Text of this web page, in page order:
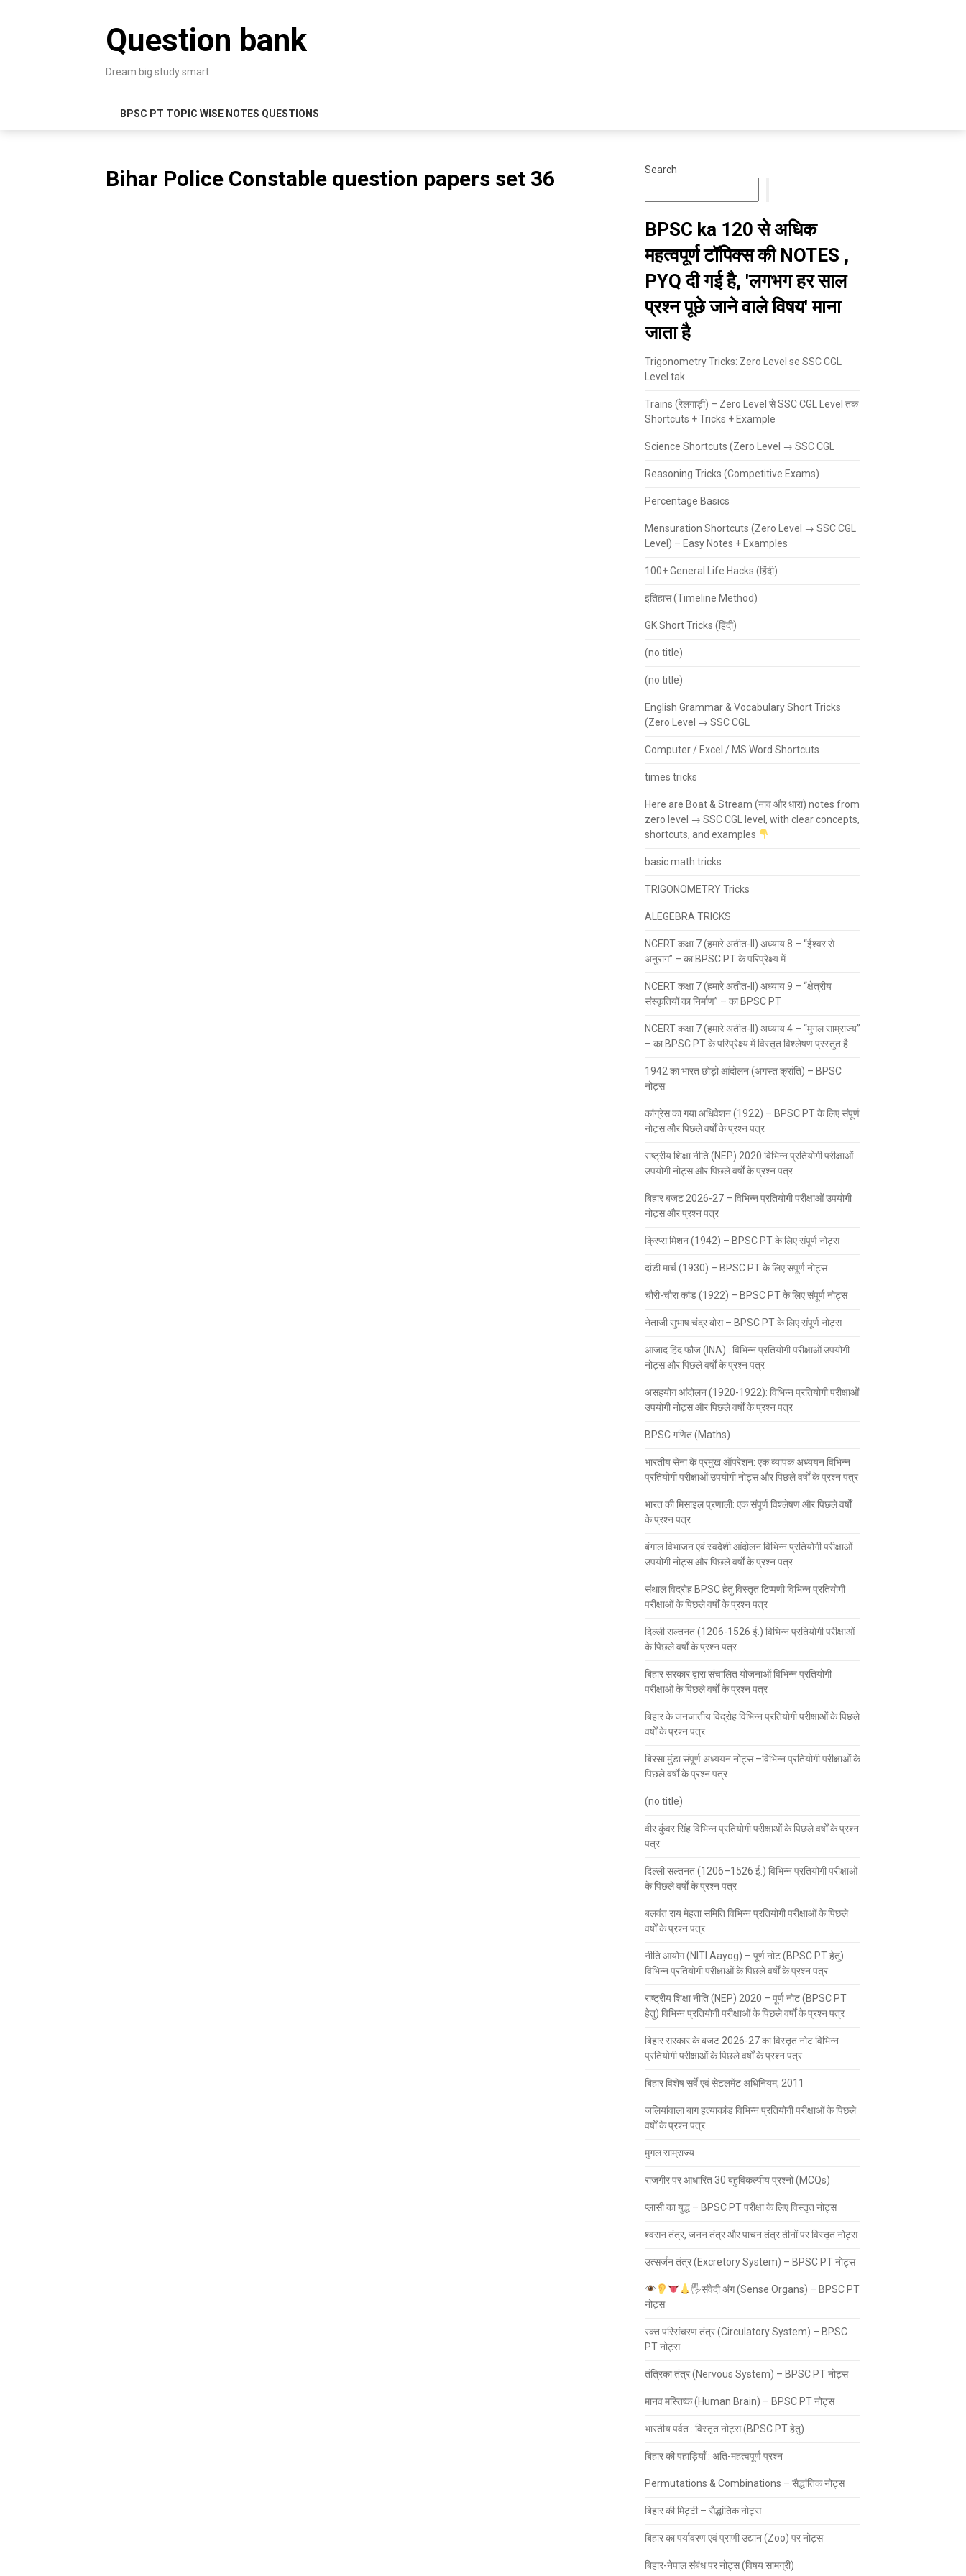
Question bank
Dream big study smart
BPSC PT TOPIC WISE NOTES QUESTIONS
Bihar Police Constable question papers set 36 Search
BPSC ka 120 से अधिक
महत्वपूर्ण टॉपिक्स की NOTES ,
PYQ दी गई है, 'लगभग हर साल
प्रश्न पूछे जाने वाले विषय' माना
जाता है
Trigonometry Tricks: Zero Level se SSC CGL
Level tak
Trains (रेलगाड़ी) – Zero Level से SSC CGL Level तक
Shortcuts + Tricks + Example
Science Shortcuts (Zero Level → SSC CGL
Reasoning Tricks (Competitive Exams)
Percentage Basics
Mensuration Shortcuts (Zero Level → SSC CGL
Level) – Easy Notes + Examples
100+ General Life Hacks (हिंदी)
इतिहास (Timeline Method)
GK Short Tricks (हिंदी)
(no title)
(no title)
English Grammar & Vocabulary Short Tricks
(Zero Level → SSC CGL
Computer / Excel / MS Word Shortcuts
times tricks
Here are Boat & Stream (नाव और धारा) notes from
zero level → SSC CGL level, with clear concepts,
shortcuts, and examples
basic math tricks
TRIGONOMETRY Tricks
ALEGEBRA TRICKS
NCERT कक्षा 7 (हमारे अतीत-II) अध्याय 8 – “ईश्वर से
अनुराग” – का BPSC PT के परिप्रेक्ष्य में
NCERT कक्षा 7 (हमारे अतीत-II) अध्याय 9 – “क्षेत्रीय
संस्कृतियों का निर्माण” – का BPSC PT
NCERT कक्षा 7 (हमारे अतीत-II) अध्याय 4 – “मुगल साम्राज्य”
– का BPSC PT के परिप्रेक्ष्य में विस्तृत विश्लेषण प्रस्तुत है
1942 का भारत छोड़ो आंदोलन (अगस्त क्रांति) – BPSC
नोट्स
कांग्रेस का गया अधिवेशन (1922) – BPSC PT के लिए संपूर्ण
नोट्स और पिछले वर्षों के प्रश्न पत्र
राष्ट्रीय शिक्षा नीति (NEP) 2020 विभिन्न प्रतियोगी परीक्षाओं
उपयोगी नोट्स और पिछले वर्षों के प्रश्न पत्र
बिहार बजट 2026-27 – विभिन्न प्रतियोगी परीक्षाओं उपयोगी
नोट्स और प्रश्न पत्र
क्रिप्स मिशन (1942) – BPSC PT के लिए संपूर्ण नोट्स
दांडी मार्च (1930) – BPSC PT के लिए संपूर्ण नोट्स
चौरी-चौरा कांड (1922) – BPSC PT के लिए संपूर्ण नोट्स
नेताजी सुभाष चंद्र बोस – BPSC PT के लिए संपूर्ण नोट्स
आजाद हिंद फौज (INA) : विभिन्न प्रतियोगी परीक्षाओं उपयोगी
नोट्स और पिछले वर्षों के प्रश्न पत्र
असहयोग आंदोलन (1920-1922): विभिन्न प्रतियोगी परीक्षाओं
उपयोगी नोट्स और पिछले वर्षों के प्रश्न पत्र
BPSC गणित (Maths)
भारतीय सेना के प्रमुख ऑपरेशन: एक व्यापक अध्ययन विभिन्न
प्रतियोगी परीक्षाओं उपयोगी नोट्स और पिछले वर्षों के प्रश्न पत्र
भारत की मिसाइल प्रणाली: एक संपूर्ण विश्लेषण और पिछले वर्षों
के प्रश्न पत्र
बंगाल विभाजन एवं स्वदेशी आंदोलन विभिन्न प्रतियोगी परीक्षाओं
उपयोगी नोट्स और पिछले वर्षों के प्रश्न पत्र
संथाल विद्रोह BPSC हेतु विस्तृत टिप्पणी विभिन्न प्रतियोगी
परीक्षाओं के पिछले वर्षों के प्रश्न पत्र
दिल्ली सल्तनत (1206-1526 ई.) विभिन्न प्रतियोगी परीक्षाओं
के पिछले वर्षों के प्रश्न पत्र
बिहार सरकार द्वारा संचालित योजनाओं विभिन्न प्रतियोगी
परीक्षाओं के पिछले वर्षों के प्रश्न पत्र
बिहार के जनजातीय विद्रोह विभिन्न प्रतियोगी परीक्षाओं के पिछले
वर्षों के प्रश्न पत्र
बिरसा मुंडा संपूर्ण अध्ययन नोट्स –विभिन्न प्रतियोगी परीक्षाओं के
पिछले वर्षों के प्रश्न पत्र
(no title)
वीर कुंवर सिंह विभिन्न प्रतियोगी परीक्षाओं के पिछले वर्षों के प्रश्न
पत्र
दिल्ली सल्तनत (1206–1526 ई.) विभिन्न प्रतियोगी परीक्षाओं
के पिछले वर्षों के प्रश्न पत्र
बलवंत राय मेहता समिति विभिन्न प्रतियोगी परीक्षाओं के पिछले
वर्षों के प्रश्न पत्र
नीति आयोग (NITI Aayog) – पूर्ण नोट (BPSC PT हेतु)
विभिन्न प्रतियोगी परीक्षाओं के पिछले वर्षों के प्रश्न पत्र
राष्ट्रीय शिक्षा नीति (NEP) 2020 – पूर्ण नोट (BPSC PT
हेतु) विभिन्न प्रतियोगी परीक्षाओं के पिछले वर्षों के प्रश्न पत्र
बिहार सरकार के बजट 2026-27 का विस्तृत नोट विभिन्न
प्रतियोगी परीक्षाओं के पिछले वर्षों के प्रश्न पत्र
बिहार विशेष सर्वे एवं सेटलमेंट अधिनियम, 2011
जलियांवाला बाग हत्याकांड विभिन्न प्रतियोगी परीक्षाओं के पिछले
वर्षों के प्रश्न पत्र
मुगल साम्राज्य
राजगीर पर आधारित 30 बहुविकल्पीय प्रश्नों (MCQs)
प्लासी का युद्ध – BPSC PT परीक्षा के लिए विस्तृत नोट्स
श्वसन तंत्र, जनन तंत्र और पाचन तंत्र तीनों पर विस्तृत नोट्स
उत्सर्जन तंत्र (Excretory System) – BPSC PT नोट्स
🖐संवेदी अंग (Sense Organs) – BPSC PT
नोट्स
रक्त परिसंचरण तंत्र (Circulatory System) – BPSC
PT नोट्स
तंत्रिका तंत्र (Nervous System) – BPSC PT नोट्स
मानव मस्तिष्क (Human Brain) – BPSC PT नोट्स
भारतीय पर्वत : विस्तृत नोट्स (BPSC PT हेतु)
बिहार की पहाड़ियाँ : अति-महत्वपूर्ण प्रश्न
Permutations & Combinations – सैद्धांतिक नोट्स
बिहार की मिट्टी – सैद्धांतिक नोट्स
बिहार का पर्यावरण एवं प्राणी उद्यान (Zoo) पर नोट्स
बिहार-नेपाल संबंध पर नोट्स (विषय सामग्री)